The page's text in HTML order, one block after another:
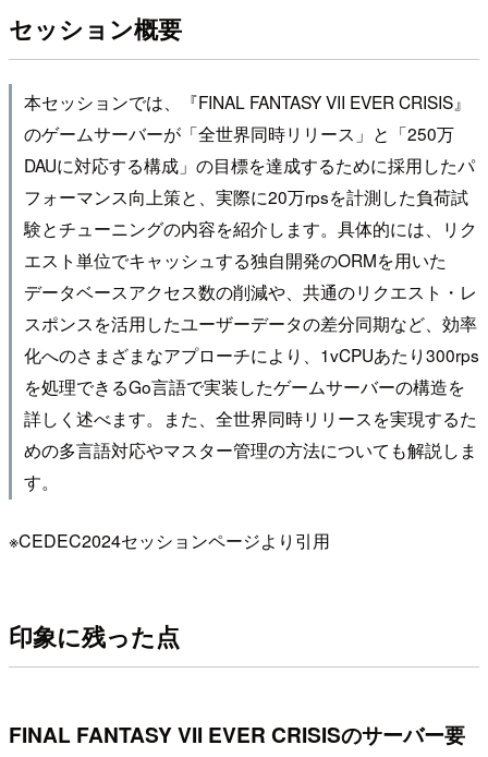
セッション概要
本セッションでは、『FINAL FANTASY VII EVER CRISIS』
のゲームサーバーが「全世界同時リリース」と「250万
DAUに対応する構成」の目標を達成するために採用したパ
フォーマンス向上策と、実際に20万rpsを計測した負荷試
験とチューニングの内容を紹介します。具体的には、リク
エスト単位でキャッシュする独自開発のORMを用いた
データベースアクセス数の削減や、共通のリクエスト・レ
スポンスを活用したユーザーデータの差分同期など、効率
化へのさまざまなアプローチにより、1vCPUあたり300rps
を処理できるGo言語で実装したゲームサーバーの構造を
詳しく述べます。また、全世界同時リリースを実現するた
めの多言語対応やマスター管理の方法についても解説しま
す。
※CEDEC2024セッションページより引用
印象に残った点
FINAL FANTASY VII EVER CRISISのサーバー要